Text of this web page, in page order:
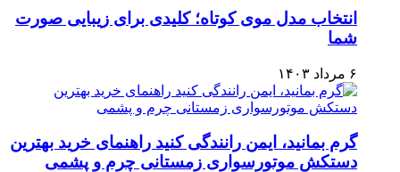
انتخاب مدل موی کوتاه؛ کلیدی برای زیبایی صورت
شما
۶ مرداد ۱۴۰۳
گرم بمانید، ایمن رانندگی کنید راهنمای خرید بهترین
دستکش موتورسواری زمستانی چرم و پشمی